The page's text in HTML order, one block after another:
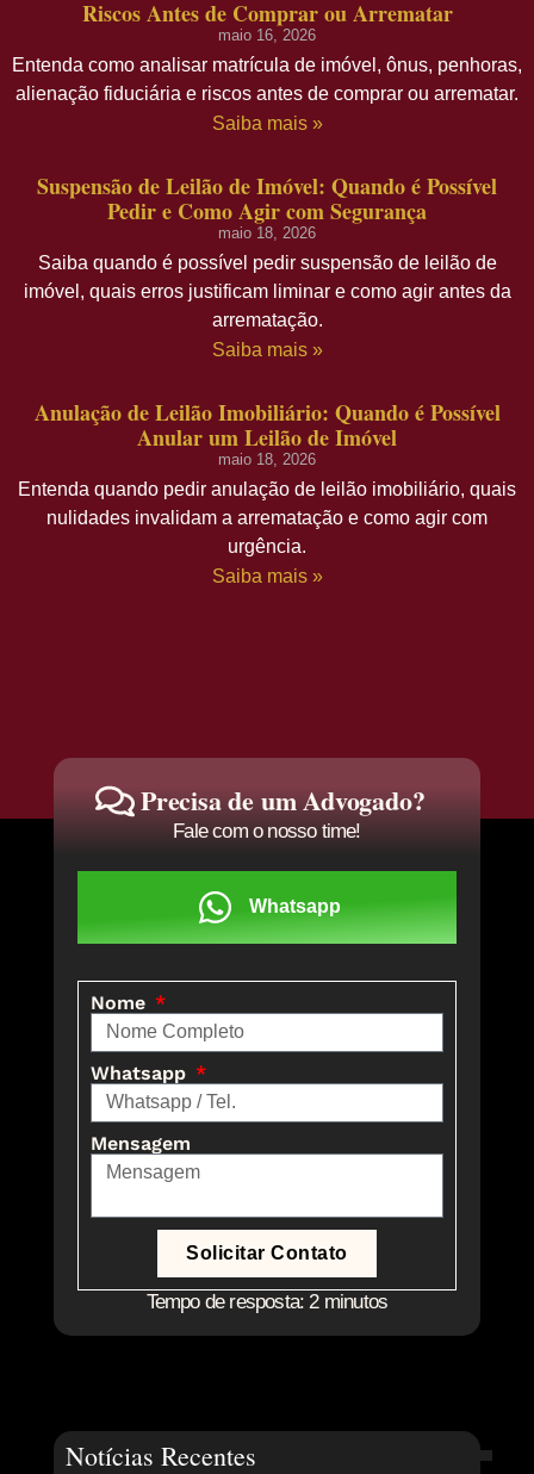
Riscos Antes de Comprar ou Arrematar
maio 16, 2026
Entenda como analisar matrícula de imóvel, ônus, penhoras,
alienação fiduciária e riscos antes de comprar ou arrematar.
Saiba mais »
Suspensão de Leilão de Imóvel: Quando é Possível
Pedir e Como Agir com Segurança
maio 18, 2026
Saiba quando é possível pedir suspensão de leilão de
imóvel, quais erros justificam liminar e como agir antes da
arrematação.
Saiba mais »
Anulação de Leilão Imobiliário: Quando é Possível
Anular um Leilão de Imóvel
maio 18, 2026
Entenda quando pedir anulação de leilão imobiliário, quais
nulidades invalidam a arrematação e como agir com
urgência.
Saiba mais »
Precisa de um Advogado?
Fale com o nosso time!
Whatsapp
Nome
Whatsapp
Mensagem
Solicitar Contato
Tempo de resposta: 2 minutos
Notícias Recentes